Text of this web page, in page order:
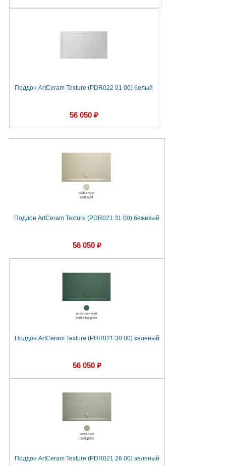
Поддон ArtCeram Texture (PDR022 01 00) белый
56 050 ₽
Поддон ArtCeram Texture (PDR021 31 00) бежевый
56 050 ₽
Поддон ArtCeram Texture (PDR021 30 00) зеленый
56 050 ₽
Поддон ArtCeram Texture (PDR021 26 00) зеленый